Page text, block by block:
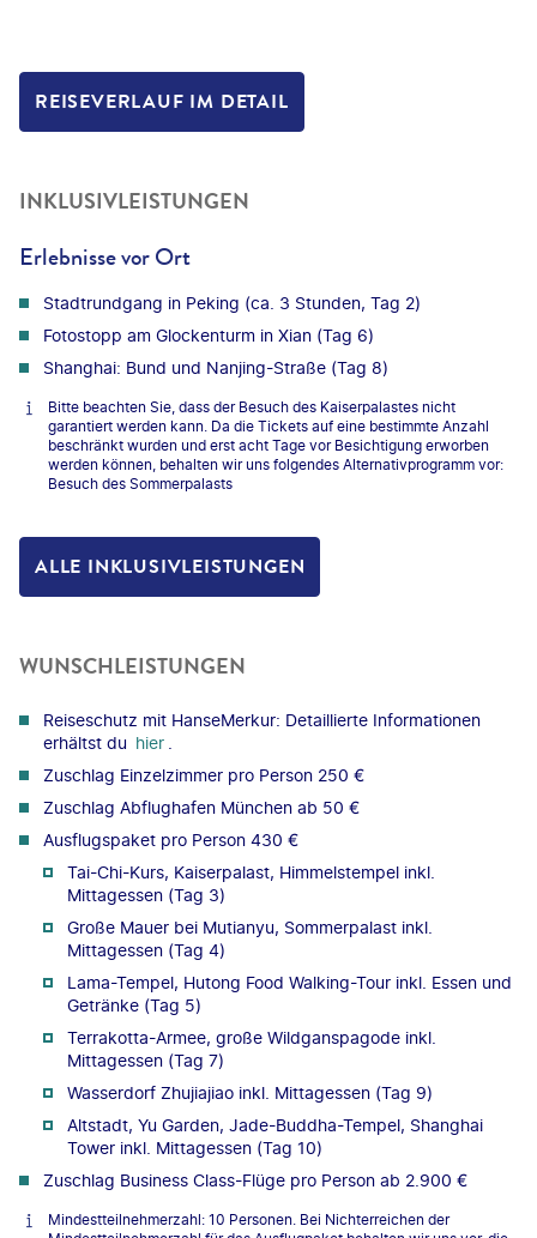
REISEVERLAUF IM DETAIL
INKLUSIVLEISTUNGEN
Erlebnisse vor Ort
Stadtrundgang in Peking (ca. 3 Stunden, Tag 2)
Fotostopp am Glockenturm in Xian (Tag 6)
Shanghai: Bund und Nanjing-Straße (Tag 8)
Bitte beachten Sie, dass der Besuch des Kaiserpalastes nicht
garantiert werden kann. Da die Tickets auf eine bestimmte Anzahl
beschränkt wurden und erst acht Tage vor Besichtigung erworben
werden können, behalten wir uns folgendes Alternativprogramm vor:
Besuch des Sommerpalasts
ALLE INKLUSIVLEISTUNGEN
WUNSCHLEISTUNGEN
Reiseschutz mit HanseMerkur: Detaillierte Informationen
erhältst du hier
Zuschlag Einzelzimmer pro Person 250 €
Zuschlag Abflughafen München ab 50 €
Ausflugspaket pro Person 430 €
Tai-Chi-Kurs, Kaiserpalast, Himmelstempel inkl.
Mittagessen (Tag 3)
Große Mauer bei Mutianyu, Sommerpalast inkl.
Mittagessen (Tag 4)
Lama-Tempel, Hutong Food Walking-Tour inkl. Essen und
Getränke (Tag 5)
Terrakotta-Armee, große Wildganspagode inkl.
Mittagessen (Tag 7)
Wasserdorf Zhujiajiao inkl. Mittagessen (Tag 9)
Altstadt, Yu Garden, Jade-Buddha-Tempel, Shanghai
Tower inkl. Mittagessen (Tag 10)
Zuschlag Business Class-Flüge pro Person ab 2.900 €
Mindestteilnehmerzahl: 10 Personen. Bei Nichterreichen der